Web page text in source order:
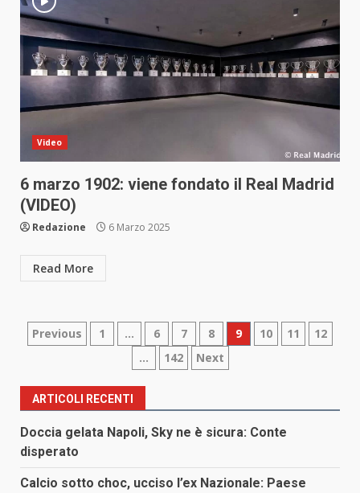
Video
6 marzo 1902: viene fondato il Real Madrid
(VIDEO)
Redazione 6 Marzo 2025
Read More
Paginazione
articoli
Previous 1 … 6 7 8 9 10 11
12
…
142 Next
ARTICOLI RECENTI
Doccia gelata Napoli, Sky ne è sicura: Conte
disperato
Calcio sotto choc, ucciso l’ex Nazionale: Paese